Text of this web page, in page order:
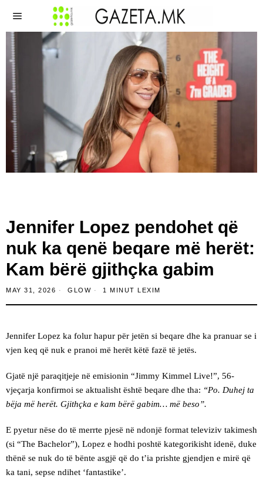
Jennifer Lopez pendohet që
nuk ka qenë beqare më herët:
Kam bërë gjithçka gabim
MAY 31, 2026 GLOW 1 MINUT LEXIM
Jennifer Lopez ka folur hapur për jetën si beqare dhe ka pranuar se i
vjen keq që nuk e pranoi më herët këtë fazë të jetës.
Gjatë një paraqitjeje në emisionin “Jimmy Kimmel Live!”, 56-
vjeçarja konfirmoi se aktualisht është beqare dhe tha: “Po. Duhej ta
bëja më herët. Gjithçka e kam bërë gabim… më beso”.
E pyetur nëse do të merrte pjesë në ndonjë format televiziv takimesh
(si “The Bachelor”), Lopez e hodhi poshtë kategorikisht idenë, duke
thënë se nuk do të bënte asgjë që do t’ia prishte gjendjen e mirë që
ka tani, sepse ndihet ‘fantastike’.